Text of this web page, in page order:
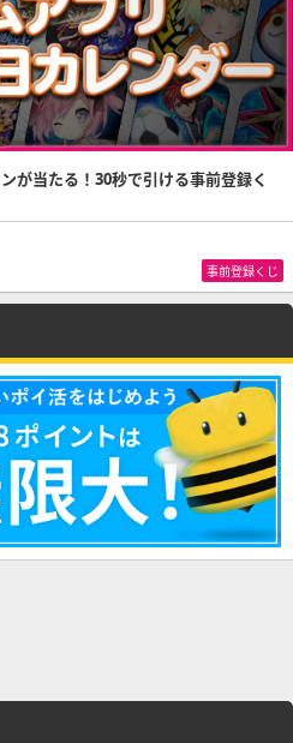
が当たる！30秒で引ける事前登録く
事前登録くじ